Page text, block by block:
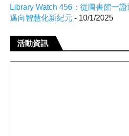
Library Watch 456：從圖書館一
邁向智慧化新紀元 - 10/1/2025
活動資訊